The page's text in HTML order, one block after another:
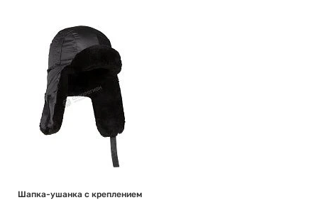
Шапка-ушанка с креплением